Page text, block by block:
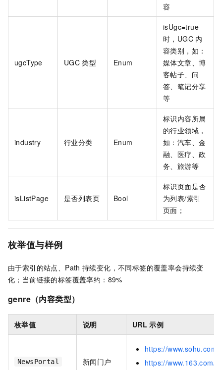
容
ugcType UGC 类型 Enum
isUgc=true
时，UGC 内
容类别，如：
媒体文章、博
客帖子、问
答、笔记分享
等
industry 行业分类 Enum
标识内容所属
的行业领域，
如：汽车、金
融、医疗、政
务、旅游等
isListPage 是否列表页 Bool
标识页面是否
为列表/索引
页面；
枚举值与样例
由于索引的站点、Path 持续变化，不同标签的覆盖率会持续变
化；当前链接的标签覆盖率约：89%
genre（内容类型）
枚举值 说明 URL 示例
NewsPortal 新闻门户
https://
https://www.163.com/